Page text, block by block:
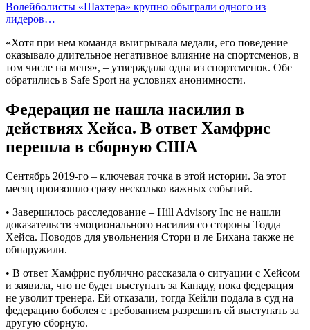
Волейболисты «Шахтера» крупно обыграли одного из
лидеров…
«Хотя при нем команда выигрывала медали, его поведение
оказывало длительное негативное влияние на спортсменов, в
том числе на меня», – утверждала одна из спортсменок. Обе
обратились в Safe Sport на условиях анонимности.
Федерация не нашла насилия в
действиях Хейса. В ответ Хамфрис
перешла в сборную США
Сентябрь 2019-го – ключевая точка в этой истории. За этот
месяц произошло сразу несколько важных событий.
• Завершилось расследование – Hill Advisory Inc не нашли
доказательств эмоционального насилия со стороны Тодда
Хейса. Поводов для увольнения Стори и ле Бихана также не
обнаружили.
• В ответ Хамфрис публично рассказала о ситуации с Хейсом
и заявила, что не будет выступать за Канаду, пока федерация
не уволит тренера. Ей отказали, тогда Кейли подала в суд на
федерацию бобслея с требованием разрешить ей выступать за
другую сборную.